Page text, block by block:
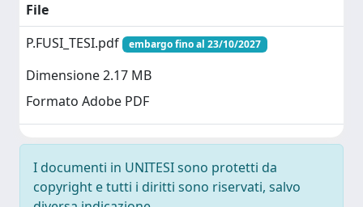
File
P.FUSI_TESI.pdf
embargo fino al 23/10/2027
Dimensione 2.17 MB
Formato Adobe PDF
I documenti in UNITESI sono protetti da
copyright e tutti i diritti sono riservati, salvo